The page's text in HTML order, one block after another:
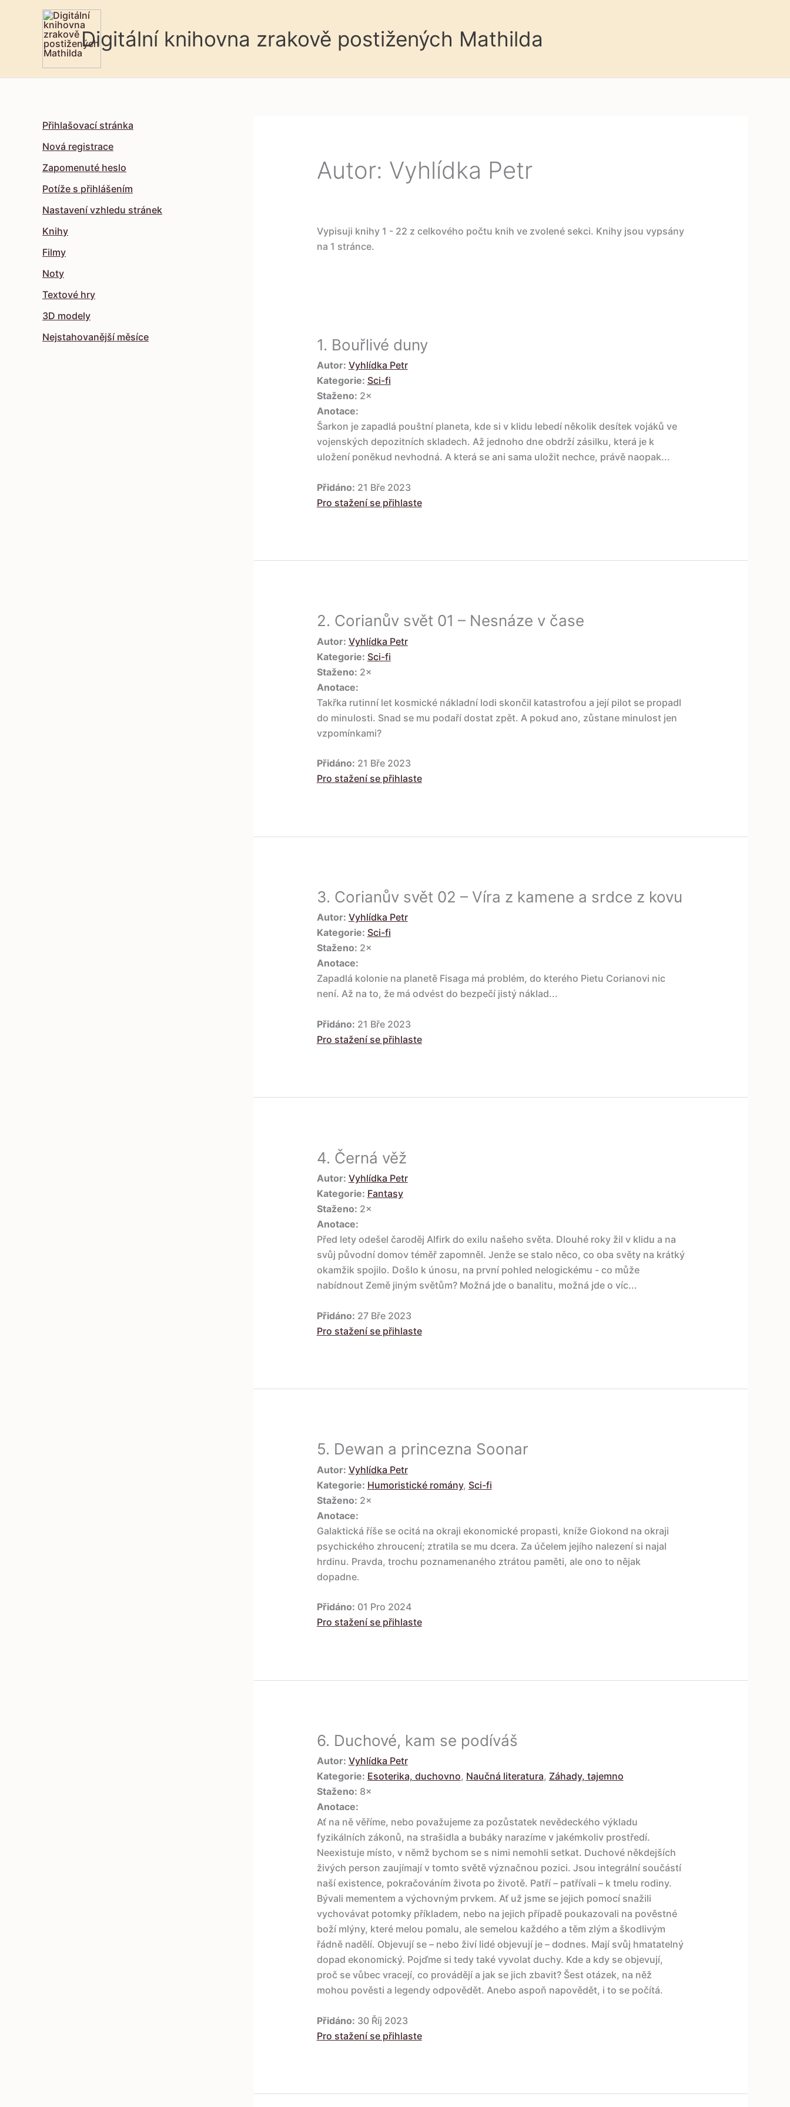
Digitální knihovna zrakově postižených Mathilda
Přihlašovací stránka
Nová registrace
Zapomenuté heslo
Potíže s přihlášením
Nastavení vzhledu stránek
Knihy
Filmy
Noty
Textové hry
3D modely
Nejstahovanější měsíce
Autor: Vyhlídka Petr
Vypisuji knihy 1 - 22 z celkového počtu knih ve zvolené sekci. Knihy jsou vypsány
na 1 stránce.
1. Bouřlivé duny
Autor: Vyhlídka Petr
Kategorie: Sci-fi
Staženo: 2×
Anotace:
Šarkon je zapadlá pouštní planeta, kde si v klidu lebedí několik desítek vojáků ve
vojenských depozitních skladech. Až jednoho dne obdrží zásilku, která je k
uložení poněkud nevhodná. A která se ani sama uložit nechce, právě naopak...
Přidáno: 21 Bře 2023
Pro stažení se přihlaste
2. Corianův svět 01 – Nesnáze v čase
Autor: Vyhlídka Petr
Kategorie: Sci-fi
Staženo: 2×
Anotace:
Takřka rutinní let kosmické nákladní lodi skončil katastrofou a její pilot se propadl
do minulosti. Snad se mu podaří dostat zpět. A pokud ano, zůstane minulost jen
vzpomínkami?
Přidáno: 21 Bře 2023
Pro stažení se přihlaste
3. Corianův svět 02 – Víra z kamene a srdce z kovu
Autor: Vyhlídka Petr
Kategorie: Sci-fi
Staženo: 2×
Anotace:
Zapadlá kolonie na planetě Fisaga má problém, do kterého Pietu Corianovi nic
není. Až na to, že má odvést do bezpečí jistý náklad...
Přidáno: 21 Bře 2023
Pro stažení se přihlaste
4. Černá věž
Autor: Vyhlídka Petr
Kategorie: Fantasy
Staženo: 2×
Anotace:
Před lety odešel čaroděj Alfirk do exilu našeho světa. Dlouhé roky žil v klidu a na
svůj původní domov téměř zapomněl. Jenže se stalo něco, co oba světy na krátký
okamžik spojilo. Došlo k únosu, na první pohled nelogickému - co může
nabídnout Země jiným světům? Možná jde o banalitu, možná jde o víc...
Přidáno: 27 Bře 2023
Pro stažení se přihlaste
5. Dewan a princezna Soonar
Autor: Vyhlídka Petr
Kategorie: Humoristické romány, Sci-fi
Staženo: 2×
Anotace:
Galaktická říše se ocitá na okraji ekonomické propasti, kníže Giokond na okraji
psychického zhroucení; ztratila se mu dcera. Za účelem jejího nalezení si najal
hrdinu. Pravda, trochu poznamenaného ztrátou paměti, ale ono to nějak
dopadne.
Přidáno: 01 Pro 2024
Pro stažení se přihlaste
6. Duchové, kam se podíváš
Autor: Vyhlídka Petr
Kategorie: Esoterika, duchovno, Naučná literatura, Záhady, tajemno
Staženo: 8×
Anotace:
Ať na ně věříme, nebo považujeme za pozůstatek nevědeckého výkladu
fyzikálních zákonů, na strašidla a bubáky narazíme v jakémkoliv prostředí.
Neexistuje místo, v němž bychom se s nimi nemohli setkat. Duchové někdejších
živých person zaujímají v tomto světě význačnou pozici. Jsou integrální součástí
naší existence, pokračováním života po životě. Patří – patřívali – k tmelu rodiny.
Bývali mementem a výchovným prvkem. Ať už jsme se jejich pomocí snažili
vychovávat potomky příkladem, nebo na jejich případě poukazovali na pověstné
boží mlýny, které melou pomalu, ale semelou každého a těm zlým a škodlivým
řádně nadělí. Objevují se – nebo živí lidé objevují je – dodnes. Mají svůj hmatatelný
dopad ekonomický. Pojďme si tedy také vyvolat duchy. Kde a kdy se objevují,
proč se vůbec vracejí, co provádějí a jak se jich zbavit? Šest otázek, na něž
mohou pověsti a legendy odpovědět. Anebo aspoň napovědět, i to se počítá.
Přidáno: 30 Říj 2023
Pro stažení se přihlaste